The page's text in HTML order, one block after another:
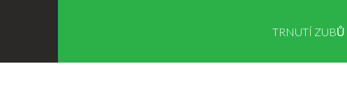
TRNUTÍ ZUBŮ